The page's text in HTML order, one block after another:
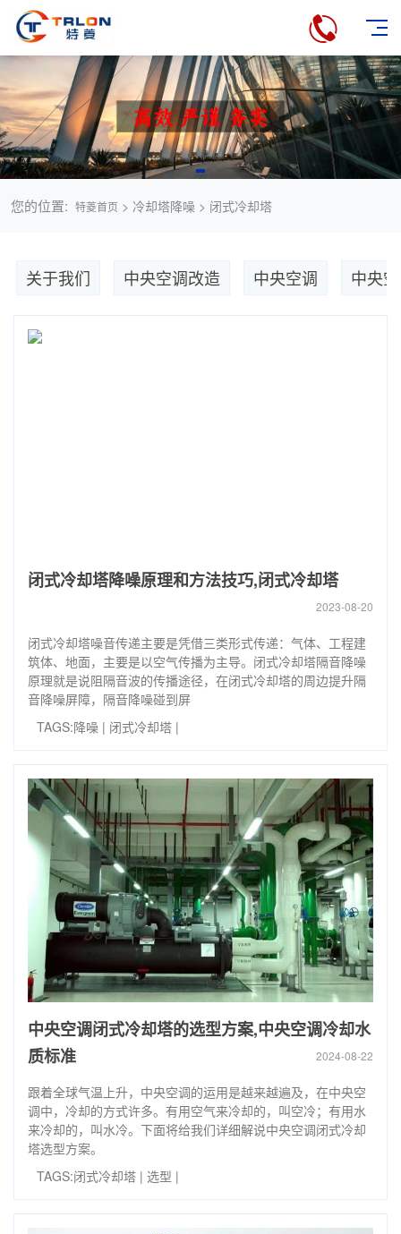
您的位置: 特菱首页 > 冷却塔降噪 > 闭式冷却塔
关于我们 中央空调改造 中央空调 中央
闭式冷却塔降噪原理和方法技巧,闭式冷却塔
2023-08-20
闭式冷却塔噪音传递主要是凭借三类形式传递：气体、工程建
筑体、地面，主要是以空气传播为主导。闭式冷却塔隔音降噪
原理就是说阻隔音波的传播途径，在闭式冷却塔的周边提升隔
音降噪屏障，隔音降噪碰到屏
TAGS:降噪 | 闭式冷却塔 |
中央空调闭式冷却塔的选型方案,中央空调冷却水
质标准
2024-08-22
跟着全球气温上升，中央空调的运用是越来越遍及，在中央空
调中，冷却的方式许多。有用空气来冷却的，叫空冷；有用水
来冷却的，叫水冷。下面将给我们详细解说中央空调闭式冷却
塔选型方案。
TAGS:闭式冷却塔 | 选型 |